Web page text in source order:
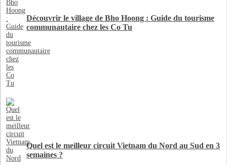
Découvrir le village de Bho Hoong : Guide du tourisme
communautaire chez les Co Tu
Quel est le meilleur circuit Vietnam du Nord au Sud en 3
semaines ?